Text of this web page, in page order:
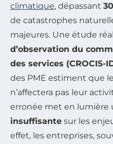
climatique, dépassant
de catastrophes
majeures. Une étude
d’observation du
des services (CROCIS-
des PME estiment que
n’affectera pas leur
erronée met en lumière
insuffisante sur les
effet, les entreprises,